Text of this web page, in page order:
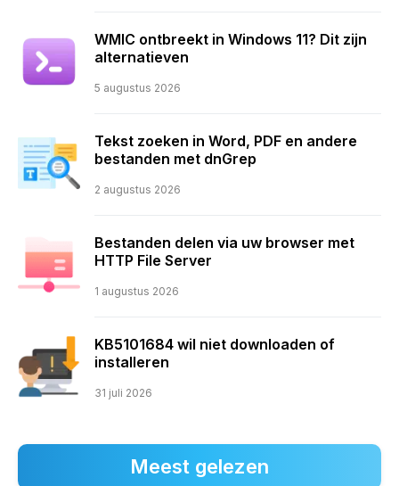
WMIC ontbreekt in Windows 11? Dit zijn
alternatieven
5 augustus 2026
Tekst zoeken in Word, PDF en andere
bestanden met dnGrep
2 augustus 2026
Bestanden delen via uw browser met
HTTP File Server
1 augustus 2026
KB5101684 wil niet downloaden of
installeren
31 juli 2026
Meest gelezen